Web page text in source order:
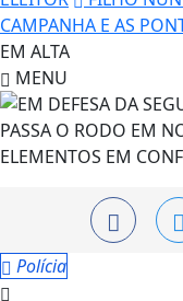
CAMPANHA E AS
EM ALTA
MENU
Polícia